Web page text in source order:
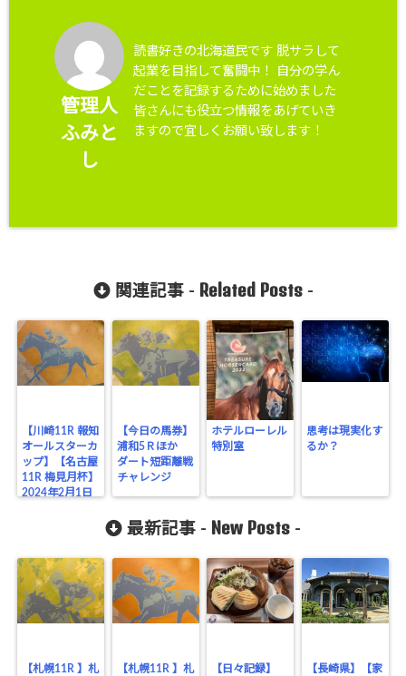
管理人
ふみと
し
読書好きの北海道民です 脱サラして
起業を目指して奮闘中！ 自分の学ん
だことを記録するために始めました
皆さんにも役立つ情報をあげていき
ますので宜しくお願い致します！
関連記事 - Related Posts-
【川崎11R 報知
オールスターカ
ップ】【名古屋
11R 梅見月杯】
2024年2月1日
【今日の馬券】
浦和5Ｒほか
ダート短距離戦
チャレンジ
ホテルローレル
特別室
思考は現実化す
るか？
最新記事 - New Posts -
【札幌11R 】札
【札幌11R 】札
【日々記録】
【長崎県】【家